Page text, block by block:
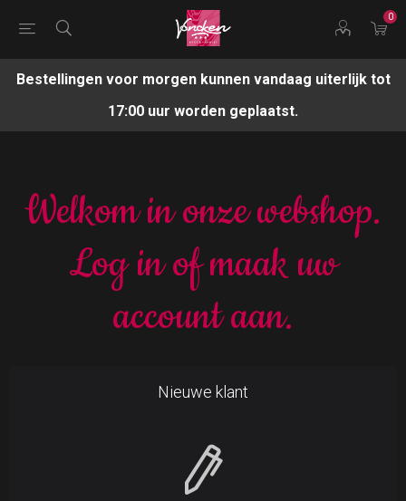
0
Bestellingen voor morgen kunnen vandaag uiterlijk tot
17:00 uur worden geplaatst.
Welkom in onze webshop.
Log in of maak uw
account aan.
Nieuwe klant